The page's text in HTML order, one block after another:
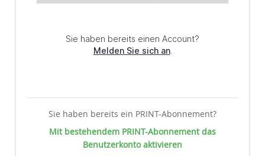
Sie haben bereits ein PRINT-Abonnement?
Mit bestehendem PRINT-Abonnement das
Benutzerkonto aktivieren